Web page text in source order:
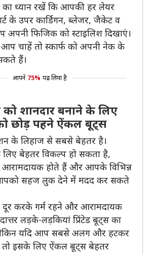
का ध्यान रखें कि आपकी हर लेयर
के उपर कार्डिगन, ब्लेजर, जैकेट व
फिजिक को स्टाइलिश दिखाएं।
चाहें तो स्कार्फ को अपनी नेक के
हैं।
आपने 75% पढ़ लिया है
शानदार बनाने के लिए
छोड़ पहने ऐंकल बूट्स
के लिहाज से सबसे बेहतर है।
बेहतर विकल्प हो सकता है,
होते हैं और आपके विभिन्न
सहज लुक देने में मदद कर सकते
दूर करके गर्म रहने और आरामदायक
लड़के-लड़कियां प्रिंटेड बूट्स का
यदि आप सबसे अलग और हटकर
तो इसके लिए ऐंकल बूट्स बेहतर